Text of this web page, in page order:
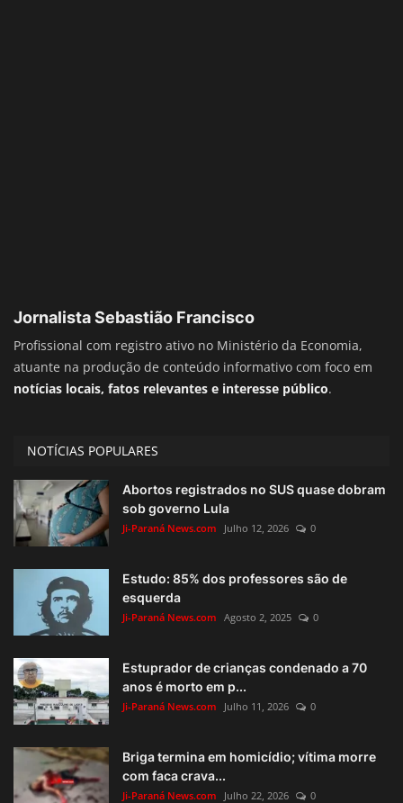
Jornalista Sebastião Francisco
Profissional com registro ativo no Ministério da Economia,
atuante na produção de conteúdo informativo com foco em
notícias locais, fatos relevantes e interesse público.
NOTÍCIAS POPULARES
Abortos registrados no SUS quase dobram
sob governo Lula
Ji-Paraná News.com Julho 12, 2026 0
Estudo: 85% dos professores são de
esquerda
Ji-Paraná News.com Agosto 2, 2025 0
Estuprador de crianças condenado a 70
anos é morto em p...
Ji-Paraná News.com Julho 11, 2026 0
Briga termina em homicídio; vítima morre
com faca crava...
Ji-Paraná News.com Julho 22, 2026 0